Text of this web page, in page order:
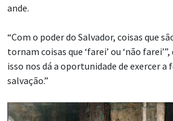
ande.
“Com o poder do Salvador, coisas que
tornam coisas que ‘farei’ ou ‘não
isso nos dá a oportunidade de exercer a
salvação.”